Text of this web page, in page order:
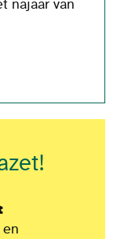
najaar van